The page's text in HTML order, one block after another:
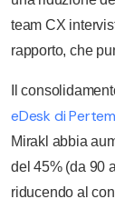
team CX
rapporto, che
Il
eDesk di
Mirakl abbia
del 45% (da 90
riducendo al